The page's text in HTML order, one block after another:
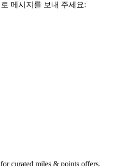
메시지를 보내 주세요:
curated miles & points offers,